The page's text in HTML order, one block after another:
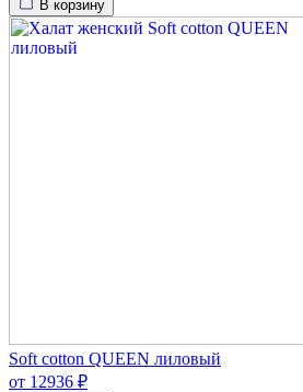
В корзину
Soft cotton QUEEN лиловый
от 12936 ₽